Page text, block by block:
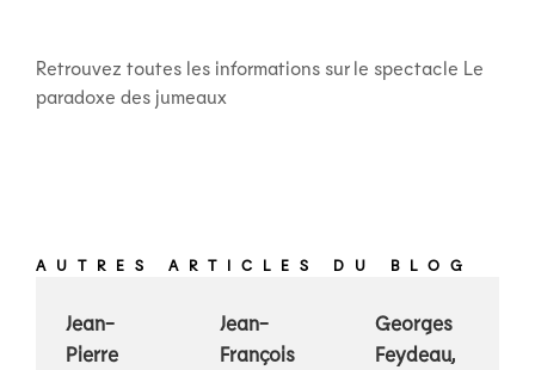
Retrouvez toutes les informations sur le spectacle Le
paradoxe des jumeaux
AUTRES ARTICLES DU BLOG
Jean-
Pierre
Jean-
François
Georges
Feydeau,